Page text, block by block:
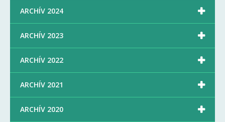
ARCHÍV 2024 
ARCHÍV 2023 
ARCHÍV 2022 
ARCHÍV 2021 
ARCHÍV 2020 